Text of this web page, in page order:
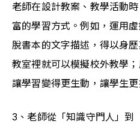
老師在設計教案、教學活動
富的學習方式。例如，運用
脫書本的文字描述，得以身
教室裡就可以模擬校外教學
讓學習變得更生動，讓學生
3、老師從「知識守門人」到